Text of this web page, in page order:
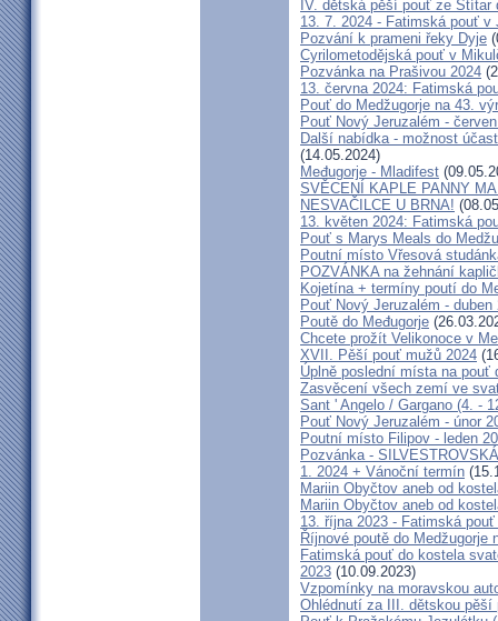
IV. dětská pěší pouť ze Štítar
13. 7. 2024 - Fatimská pouť
Pozvání k prameni řeky Dyje
Cyrilometodějská pouť v
Pozvánka na Prašivou 2024
13. června 2024: Fatimská
Pouť do Medžugorje na 43.
Pouť Nový Jeruzalém -
Další nabídka - možnost
(14.05.2024)
Međugorje - Mladifest
SVĚCENÍ KAPLE PANNY
NESVAČILCE U BRNA!
13. květen 2024: Fatimská
Pouť s Marys Meals do
Poutní místo Vřesová
POZVÁNKA na žehnání
Kojetína + termíny poutí do
Pouť Nový Jeruzalém - duben
Poutě do Međugorje
Chcete prožít Velikonoce v
XVII. Pěší pouť mužů 2024
Úplně poslední místa na pouť
Zasvěcení všech zemí ve
Sant ' Angelo / Gargano (4. -
Pouť Nový Jeruzalém - únor
Poutní místo Filipov - leden
Pozvánka -
1. 2024 + Vánoční termín
Mariin Obyčtov aneb od
Mariin Obyčtov aneb od
13. října 2023 - Fatimská
Říjnové poutě do Medžugorje
Fatimská pouť do kostela
2023 (10.09.2023)
Vzpomínky na moravskou
Ohlédnutí za III. dětskou pěší